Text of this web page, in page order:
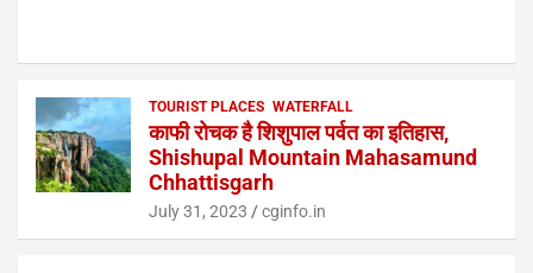
TOURIST PLACES WATERFALL
काफी रोचक है शिशुपाल पर्वत का इतिहास,
Shishupal Mountain Mahasamund
Chhattisgarh
July 31, 2023 cginfo.in